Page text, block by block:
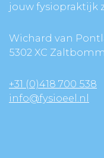
jouw fysiopraktijk
Wichard van
5302 XC
+31 (0)418 700 538
info@fysioeel.nl